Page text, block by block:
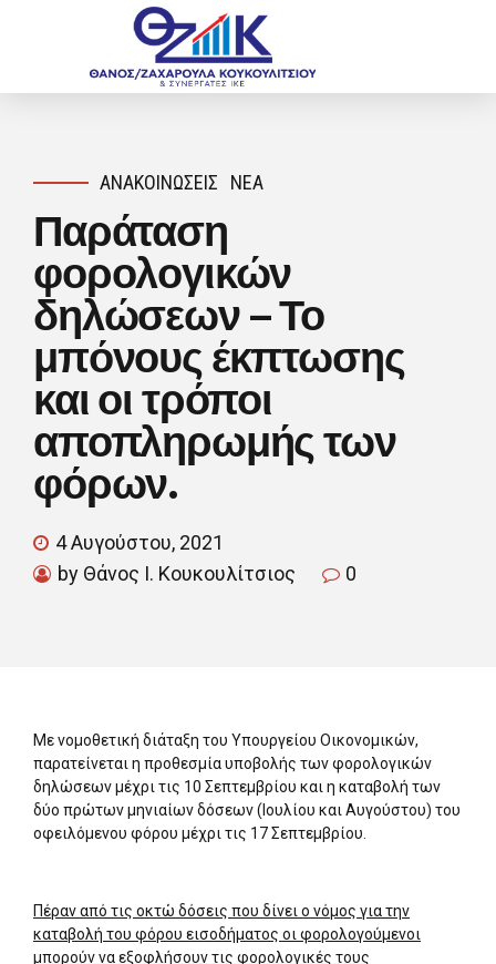
ΑΝΑΚΟΙΝΏΣΕΙΣ ΝΈΑ
Παράταση
φορολογικών
δηλώσεων – Το
μπόνους έκπτωσης
και οι τρόποι
αποπληρωμής των
φόρων.
4 Αυγούστου, 2021
by Θάνος Ι. Κουκουλίτσιος
0
Με νομοθετική διάταξη του Υπουργείου Οικονομικών,
παρατείνεται η προθεσμία υποβολής των φορολογικών
δηλώσεων μέχρι τις 10 Σεπτεμβρίου και η καταβολή των
δύο πρώτων μηνιαίων δόσεων (Ιουλίου και Αυγούστου) του
οφειλόμενου φόρου μέχρι τις 17 Σεπτεμβρίου.
Πέραν από τις οκτώ δόσεις που δίνει ο νόμος για την
καταβολή του φόρου εισοδήματος οι φορολογούμενοι
μπορούν να εξοφλήσουν τις φορολογικές τους